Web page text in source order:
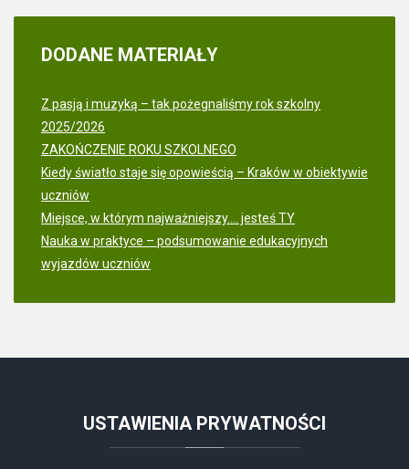
DODANE MATERIAŁY
Z pasją i muzyką – tak pożegnaliśmy rok szkolny
2025/2026
ZAKOŃCZENIE ROKU SZKOLNEGO
Kiedy światło staje się opowieścią – Kraków w obiektywie
uczniów
Miejsce, w którym najważniejszy.... jesteś TY
Nauka w praktyce – podsumowanie edukacyjnych
wyjazdów uczniów
USTAWIENIAPRYWATNOŚCI